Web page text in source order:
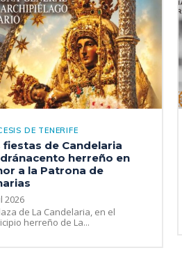
DE TENERIFE
fiestas de Candelaria
herreño en
a la Patrona de
2026
de La Candelaria, en el
herreño de La...